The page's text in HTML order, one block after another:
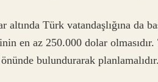
altında Türk vatandaşlığına da
en az 250.000 dolar
bulundurarak planlamalıdır.